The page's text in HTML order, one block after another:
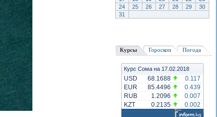
24
25 26 27 28 29
30
31
Курсы Гороскоп Погода
Курс Сома на 17.02.2018
USD 68.1688
0.117
EUR
85.4496
0.439
RUB
1.2096
0.007
KZT
0.2135 0.002